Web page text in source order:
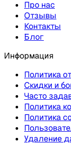
Про нас
Отзывы
Контакты
Блог
Информация
Политика
Скидки и
Часто
Политика
Политика
Удаление